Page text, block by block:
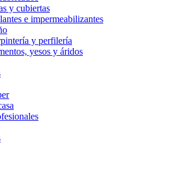
y cubiertas
e impermeabilizantes
y perfilería
yesos y áridos